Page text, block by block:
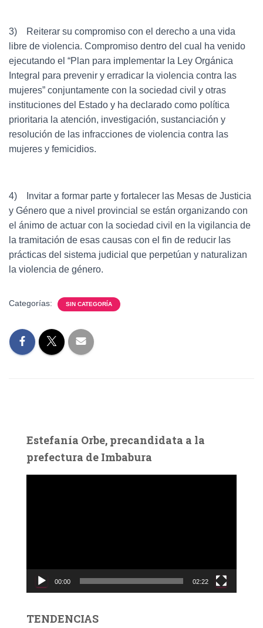
3) Reiterar su compromiso con el derecho a una vida
libre de violencia. Compromiso dentro del cual ha venido
ejecutando el “Plan para implementar la Ley Orgánica
Integral para prevenir y erradicar la violencia contra las
mujeres” conjuntamente con la sociedad civil y otras
instituciones del Estado y ha declarado como política
prioritaria la atención, investigación, sustanciación y
resolución de las infracciones de violencia contra las
mujeres y femicidios.
4) Invitar a formar parte y fortalecer las Mesas de Justicia
y Género que a nivel provincial se están organizando con
el ánimo de actuar con la sociedad civil en la vigilancia de
la tramitación de esas causas con el fin de reducir las
prácticas del sistema judicial que perpetúan y naturalizan
la violencia de género.
Categorías: SIN CATEGORÍA
Estefanía Orbe, precandidata a la
prefectura de Imbabura
c
d
00:00 02:22
TENDENCIAS